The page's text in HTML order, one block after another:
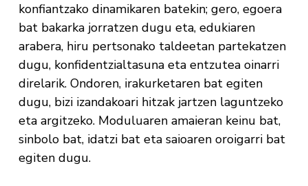
konfiantzako dinamikaren batekin; gero, egoera
bat bakarka jorratzen dugu eta, edukiaren
arabera, hiru pertsonako taldeetan partekatzen
dugu, konfidentzialtasuna eta entzutea oinarri
direlarik. Ondoren, irakurketaren bat egiten
dugu, bizi izandakoari hitzak jartzen laguntzeko
eta argitzeko. Moduluaren amaieran keinu bat,
sinbolo bat, idatzi bat eta saioaren oroigarri bat
egiten dugu.